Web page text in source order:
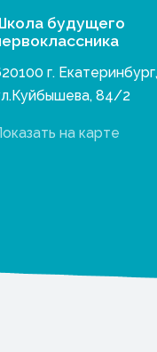
будущего
г. Екатеринбург,
84/2
на карте